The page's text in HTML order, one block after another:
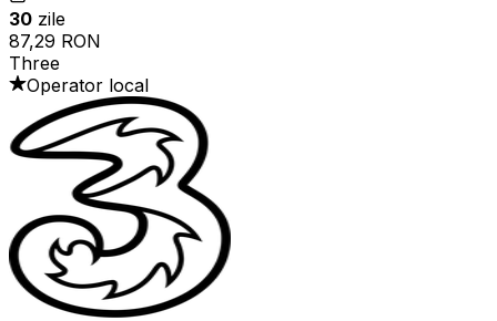
30 zile
87,29 RON
Three
Operator local